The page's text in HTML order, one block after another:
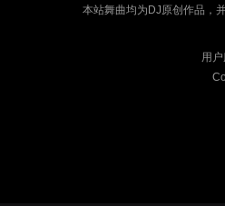
本站舞曲均为DJ原创作品，
用